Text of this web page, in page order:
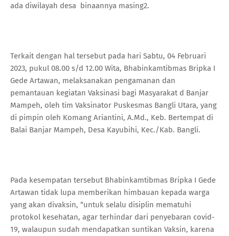
ada diwilayah desa binaannya masing2.
Terkait dengan hal tersebut pada hari Sabtu, 04 Februari
2023, pukul 08.00 s/d 12.00 Wita, Bhabinkamtibmas Bripka I
Gede Artawan, melaksanakan pengamanan dan
pemantauan kegiatan Vaksinasi bagi Masyarakat d Banjar
Mampeh, oleh tim Vaksinator Puskesmas Bangli Utara, yang
di pimpin oleh Komang Ariantini, A.Md., Keb. Bertempat di
Balai Banjar Mampeh, Desa Kayubihi, Kec./Kab. Bangli.
Pada kesempatan tersebut Bhabinkamtibmas Bripka I Gede
Artawan tidak lupa memberikan himbauan kepada warga
yang akan divaksin, “untuk selalu disiplin mematuhi
protokol kesehatan, agar terhindar dari penyebaran covid-
19, walaupun sudah mendapatkan suntikan Vaksin, karena